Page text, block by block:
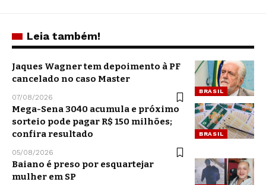
Leia também!
BRASIL
Jaques Wagner tem depoimento à PF
cancelado no caso Master
07/08/2026
BRASIL
Mega-Sena 3040 acumula e próximo
sorteio pode pagar R$ 150 milhões;
confira resultado
05/08/2026
Baiano é preso por esquartejar
mulher em SP